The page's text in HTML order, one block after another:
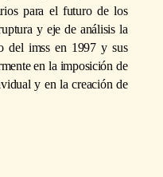
para el futuro de los
y eje de análisis la
del imss en 1997 y sus
en la imposición de
y en la creación de